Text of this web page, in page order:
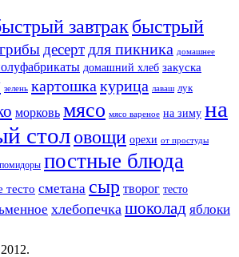
завтрак быстрый
грибы десерт для пикника домашнее
домашний хлеб закуска
зелень картошка курица лаваш лук
морковь мясо мясо вареное на зиму на
столовощи орехи от простуды
помидоры постные блюда
тесто сметана сыр творог тесто
хлебопечка шоколад яблоки